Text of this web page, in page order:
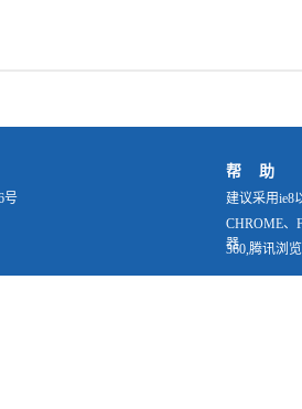
号
帮 助
建议采用ie8
CHROME、
器
360,腾讯浏